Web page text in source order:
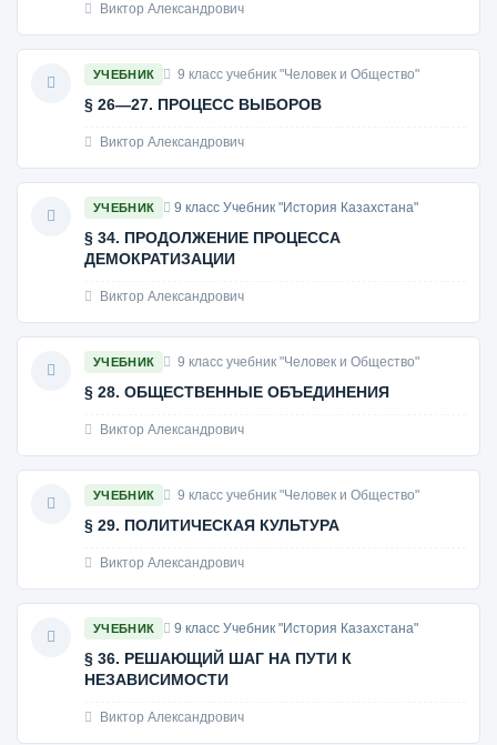
Виктор Александрович
УЧЕБНИК 9 класс учебник "Человек и Общество"
§ 26—27. ПРОЦЕСС ВЫБОРОВ
Виктор Александрович
УЧЕБНИК 9 класс Учебник "История Казахстана"
§ 34. ПРОДОЛЖЕНИЕ ПРОЦЕССА
ДЕМОКРАТИЗАЦИИ
Виктор Александрович
УЧЕБНИК 9 класс учебник "Человек и Общество"
§ 28. ОБЩЕСТВЕННЫЕ ОБЪЕДИНЕНИЯ
Виктор Александрович
УЧЕБНИК 9 класс учебник "Человек и Общество"
§ 29. ПОЛИТИЧЕСКАЯ КУЛЬТУРА
Виктор Александрович
УЧЕБНИК 9 класс Учебник "История Казахстана"
§ 36. РЕШАЮЩИЙ ШАГ НА ПУТИ К
НЕЗАВИСИМОСТИ
Виктор Александрович